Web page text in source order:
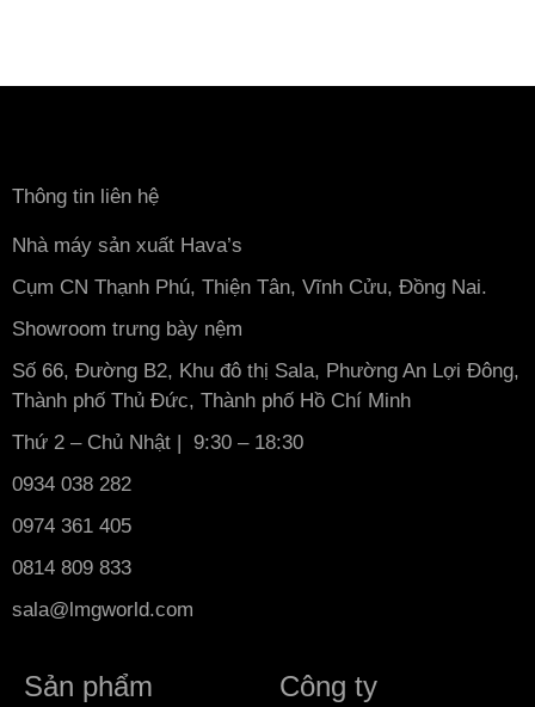
Thông tin liên hệ
Nhà máy sản xuất Hava’s
Cụm CN Thạnh Phú, Thiện Tân, Vĩnh Cửu, Đồng Nai.
Showroom trưng bày nệm
Số 66, Đường B2, Khu đô thị Sala, Phường An Lợi Đông,
Thành phố Thủ Đức, Thành phố Hồ Chí Minh
Thứ 2 – Chủ Nhật | 9:30 – 18:30
0934 038 282
0974 361 405
0814 809 833
sala@lmgworld.com
Sản phẩm Công ty